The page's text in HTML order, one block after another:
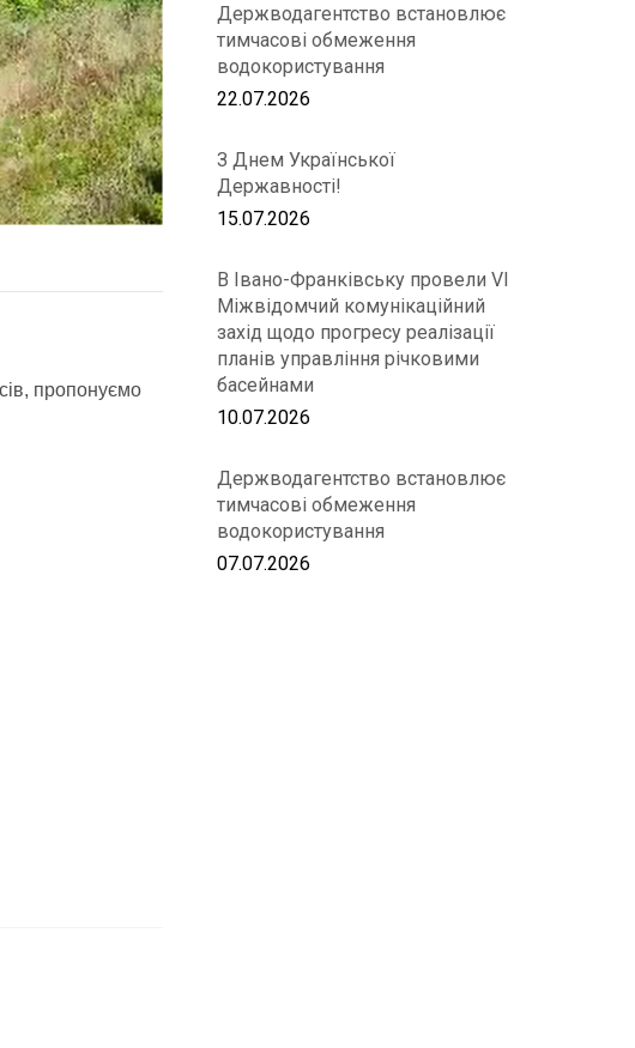
пропонуємо
Держводагентство встановлює
тимчасові обмеження
водокористування
22.07.2026
З Днем Української
Державності!
15.07.2026
В Івано-Франківську провели VІ
Міжвідомчий комунікаційний
захід щодо прогресу реалізації
планів управління річковими
басейнами
10.07.2026
Держводагентство встановлює
тимчасові обмеження
водокористування
07.07.2026